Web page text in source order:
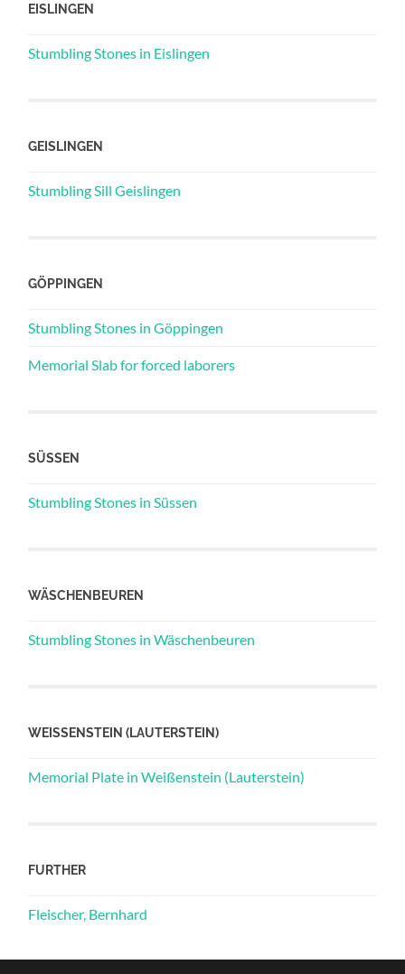
EISLINGEN
Stumbling Stones in Eislingen
GEISLINGEN
Stumbling Sill Geislingen
GÖPPINGEN
Stumbling Stones in Göppingen
Memorial Slab for forced laborers
SÜSSEN
Stumbling Stones in Süssen
WÄSCHENBEUREN
Stumbling Stones in Wäschenbeuren
WEISSENSTEIN (LAUTERSTEIN)
Memorial Plate in Weißenstein (Lauterstein)
FURTHER
Fleischer, Bernhard